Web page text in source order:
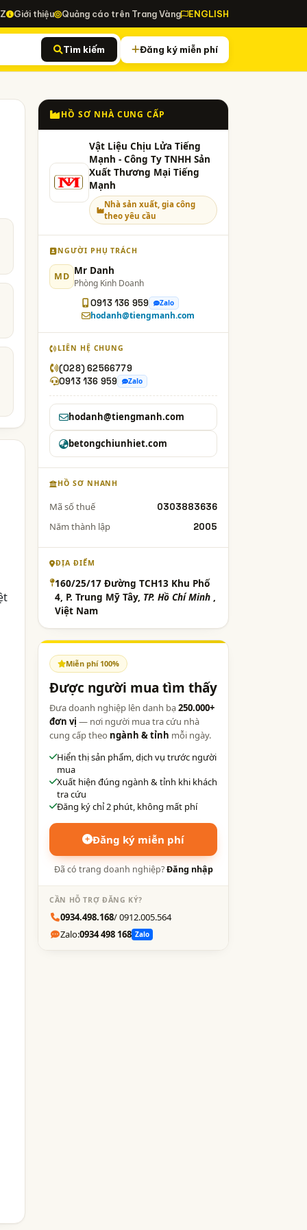
Giới thiệu Quảng cáo trên Trang Vàng ENGLISH
Tìm kiếm Đăng ký miễn phí
HỒ SƠ NHÀ CUNG CẤP
Vật Liệu Chịu Lửa Tiếng
Mạnh - Công Ty TNHH Sản
Xuất Thương Mại Tiếng
Mạnh
Nhà sản xuất, gia công
theo yêu cầu
NGƯỜI PHỤ TRÁCH
MD Mr Danh
Phòng Kinh Doanh
0913 136 959
Zalo
hodanh@tiengmanh.com
LIÊN HỆ CHUNG
(028) 62566779
0913 136 959
Zalo
hodanh@tiengmanh.com
betongchiunhiet.com
HỒ SƠ NHANH
Mã số thuế 0303883636
Năm thành lập 2005
ĐỊA ĐIỂM
160/25/17 Đường TCH13 Khu Phố
4, P. Trung Mỹ Tây, TP. Hồ Chí Minh ,
Việt Nam
Miễn phí 100%
Được người mua tìm thấy
Đưa doanh nghiệp lên danh bạ250.000+
đơn vị — nơi người mua tra cứu nhà
cung cấp theo ngành & tỉnh mỗi ngày.
Hiển thị sản phẩm, dịch vụ trước người
mua
Xuất hiện đúng ngành & tỉnh khi khách
tra cứu
Đăng ký chỉ 2 phút, không mất phí
Đăng ký miễn phí
Đã có trang doanh nghiệp?Đăng nhập
CẦN HỖ TRỢ ĐĂNG KÝ?
0934.498.168/ 0912.005.564
Zalo:0934 498 168 Zalo